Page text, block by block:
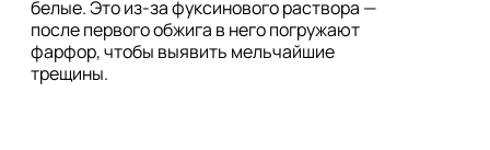
белые. Это из-за фуксинового раствора —
после первого обжига в него погружают
фарфор, чтобы выявить мельчайшие
трещины.